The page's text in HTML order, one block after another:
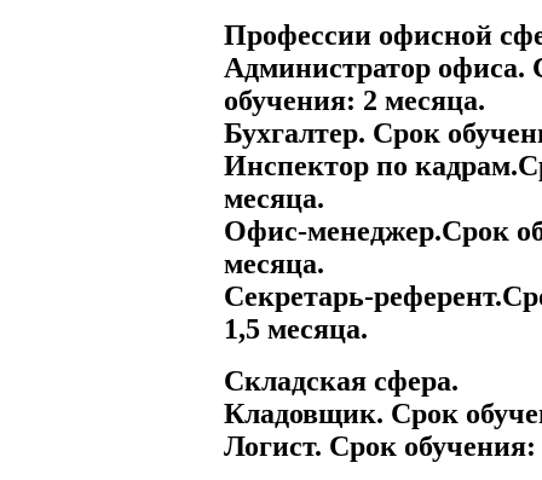
Профессии офисной
Администратор офиса.
обучения: 2 месяца.
Бухгалтер. Срок
Инспектор по
месяца.
Офис-менеджер.Срок
месяца.
Секретарь-
1,5 месяца.
Складская сфера.
Кладовщик. Срок
Логист. Срок